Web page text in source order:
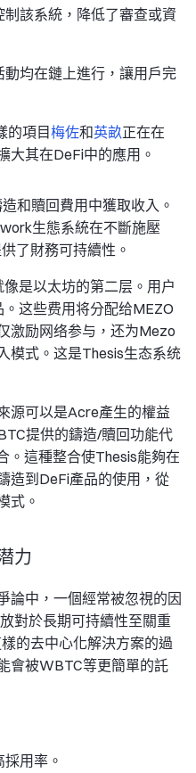
該系統，降低了審查或資
均在鏈上進行，讓用戶完
的項目梅佐和英畝正在在
大其在DeFi中的應用。
和贖回費用中獲取收入。
生態系統在不斷施壓
了財務可持續性。
是以太坊的第二层。用户
这些费用将分配给MEZO
激励网络参与，还为Mezo
模式。这是Thesis生态系统
源可以是Acre產生的權益
提供的鑄造/贖回功能代
。這種整合使Thesis能夠在
造到DeFi產品的使用，從
式。
力
論中，一個經常被忽視的因
對於長期可持續性至關重
的去中心化解決方案的過
會被WBTC等更簡單的託
用率。